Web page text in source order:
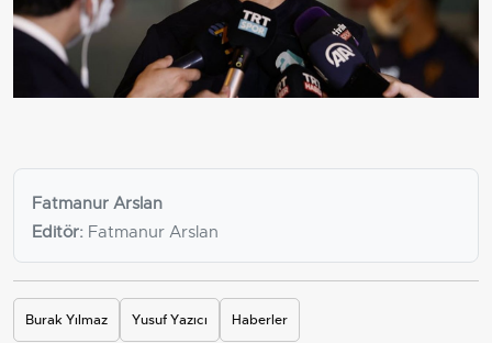
Fatmanur Arslan
Editör: Fatmanur Arslan
Burak Yılmaz Yusuf Yazıcı Haberler